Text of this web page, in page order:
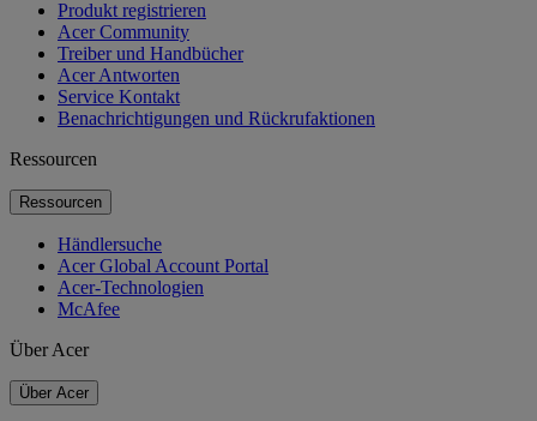
Produkt registrieren
Acer Community
Treiber und Handbücher
Acer Antworten
Service Kontakt
Benachrichtigungen und Rückrufaktionen
Ressourcen
Ressourcen
Händlersuche
Acer Global Account Portal
Acer-Technologien
McAfee
Über Acer
Über Acer